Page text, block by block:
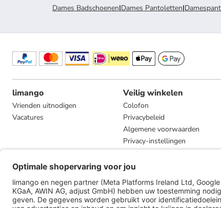
Dames Badschoenen|Dames Pantoletten|
limango
Vrienden uitnodigen
Vacatures
Veilig winkelen
Colofon
Privacybeleid
Algemene voorwaarden
Privacy-instellingen
Compliance